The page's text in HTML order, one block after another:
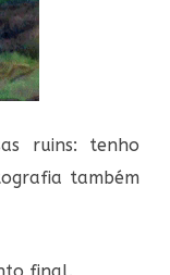
ruins: tenho
também